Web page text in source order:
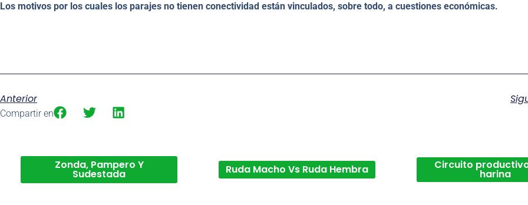
Los motivos por los cuales los parajes no tienen conectividad están vinculados, sobre todo, a cuestiones económicas.
Anterior
Compartir en
Zonda, Pampero Y
Sudestada Ruda Macho Vs Ruda Hembra Circuito
harina